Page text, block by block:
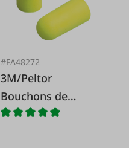
#FA48272
3M/Peltor
Bouchons de
protection auditive